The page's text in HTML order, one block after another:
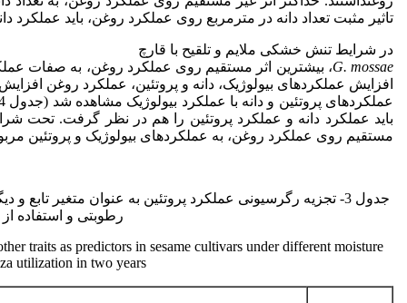
تاثیر مثبت تعداد دانه در مترمربع روی عملکرد روغن، باید عملکرد
در شرایط تنش خشکی ملایم و تلقیح با قارچ
G. mossae، بیشترین اثر مستقیم روی عملکرد روغن، به صفات
افزایش عملکردهای بیولوژیک، دانه و پروتئین، عملکرد روغن
باید عملکرد دانه و عملکرد پروتئین را هم در نظر گرفت. تحت
مستقیم روی عملکرد روغن، به عملکردهای بیولوژیک و پروتئین
جدول 3- تجزیه رگرسیونی عملکرد پروتئین به عنوان متغیر
رطوبتی و استفاده
traits as predictors in sesame cultivars under different moisture
utilization in two years